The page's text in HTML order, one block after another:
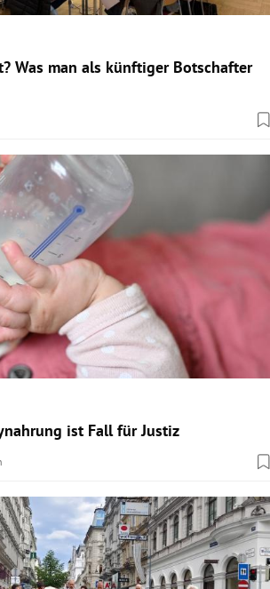
Was man als künftiger Botschafter
ist Fall für Justiz